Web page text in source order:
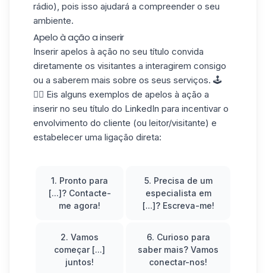
rádio), pois isso ajudará a compreender o seu
ambiente.
Apelo à ação a inserir
Inserir apelos à ação no seu título convida
diretamente os visitantes a interagirem consigo
ou a saberem mais sobre os seus serviços. 🕹️
👉🏼 Eis alguns exemplos de apelos à ação a
inserir no seu título do LinkedIn para incentivar o
envolvimento do cliente (ou leitor/visitante) e
estabelecer uma ligação direta:
1. Pronto para
[...]? Contacte-
me agora!
5. Precisa de um
especialista em
[...]? Escreva-me!
2. Vamos
começar [...]
juntos!
6. Curioso para
saber mais? Vamos
conectar-nos!